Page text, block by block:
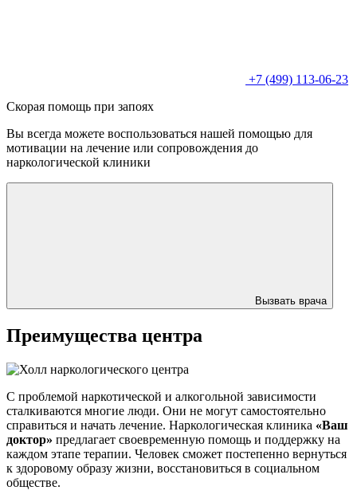
+7 (499) 113-06-23
Скорая помощь при запоях
Вы всегда можете воспользоваться нашей помощью для
мотивации на лечение или сопровождения до
наркологической клиники
Вызвать врача
Преимущества центра
С проблемой наркотической и алкогольной зависимости
сталкиваются многие люди. Они не могут самостоятельно
справиться и начать лечение. Наркологическая клиника «Ваш
доктор» предлагает своевременную помощь и поддержку на
каждом этапе терапии. Человек сможет постепенно вернуться
к здоровому образу жизни, восстановиться в социальном
обществе.